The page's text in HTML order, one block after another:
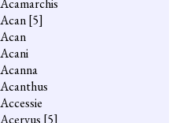
Acamarchis
Acan[5]
Acan
Acani
Acanna
Acanthus
Accessie
Acervus [5]